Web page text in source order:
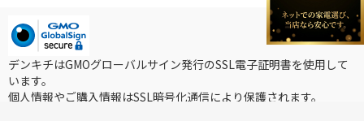
デンキチはGMOグローバルサイン発行のSSL電子証明書を使用して
います。
個人情報やご購入情報はSSL暗号化通信により保護されます。